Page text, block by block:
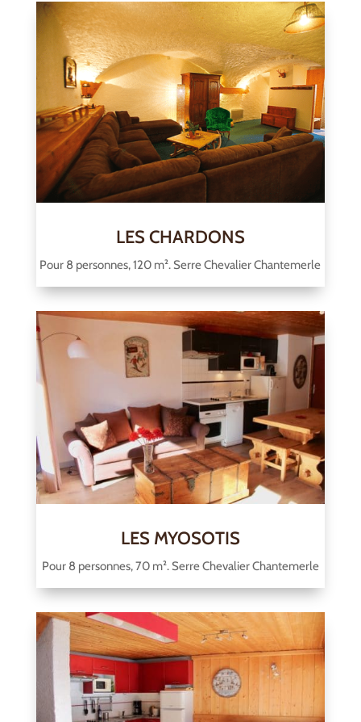
LES CHARDONS
Pour 8 personnes, 120 m². Serre Chevalier Chantemerle
LES MYOSOTIS
Pour 8 personnes, 70 m². Serre Chevalier Chantemerle